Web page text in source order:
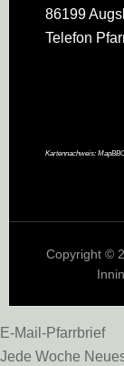
86199
Telefon
Kartennachweis:
Copyright ©
E-Mail-Pfarrbrief
Jede Woche